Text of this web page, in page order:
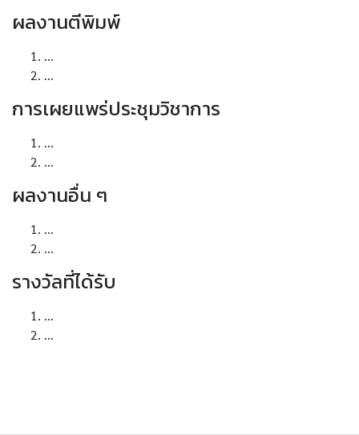
ผลงานตีพิมพ์
...
...
การเผยแพร่ประชุมวิชาการ
...
...
ผลงานอื่น ๆ
...
...
รางวัลที่ได้รับ
...
...